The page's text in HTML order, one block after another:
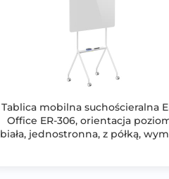
Tablica mobilna suchościeralna
Office ER-306, orientacja
biała, jednostronna, z półką,